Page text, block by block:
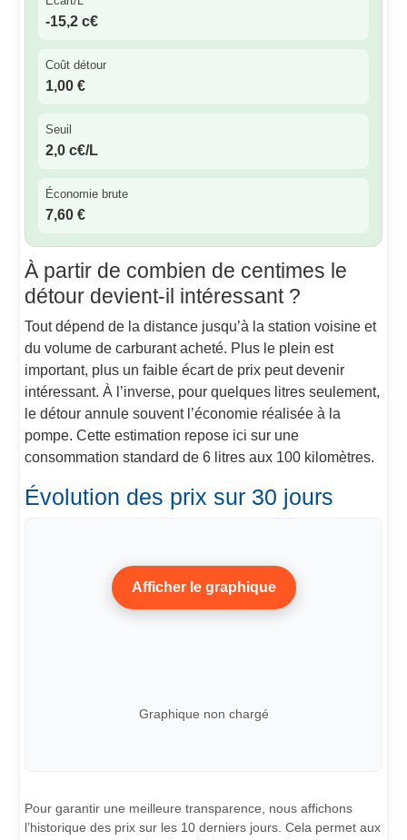
-15,2 c€
Coût détour
1,00 €
Seuil
2,0 c€/L
Économie brute
7,60 €
À partir de combien de centimes le
détour devient-il intéressant ?
Tout dépend de la distance jusqu’à la station voisine et
du volume de carburant acheté. Plus le plein est
important, plus un faible écart de prix peut devenir
intéressant. À l’inverse, pour quelques litres seulement,
le détour annule souvent l’économie réalisée à la
pompe. Cette estimation repose ici sur une
consommation standard de 6 litres aux 100 kilomètres.
Évolution des prix sur 30 jours
Afficher le graphique
Graphique non chargé
Pour garantir une meilleure transparence, nous affichons
l’historique des prix sur les 10 derniers jours. Cela permet aux